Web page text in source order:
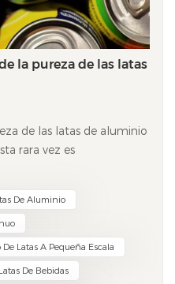
la pureza de las latas
de las latas de aluminio
rara vez es
factores clave: el
decapado y el
de los materiales de
mundial, la pureza de
en su valor
De Aluminio
Latas A Pequeña Escala
De Bebidas